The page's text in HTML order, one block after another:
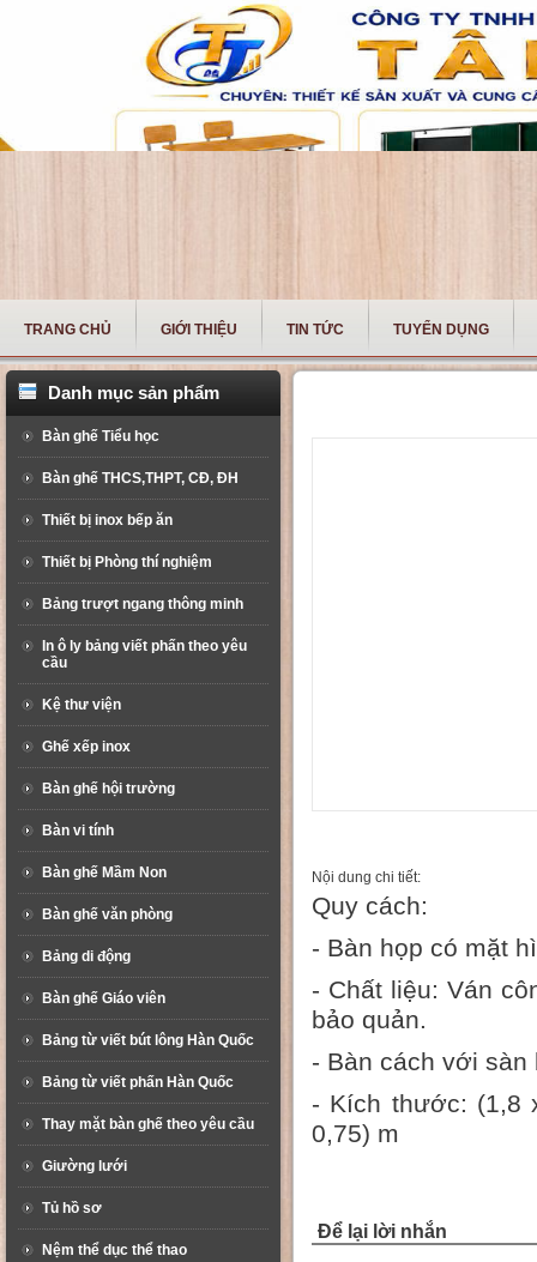
TRANG CHỦ GIỚI THIỆU TIN TỨC TUYỂN DỤNG
Danh mục sản phẩm
Bàn ghế Tiểu học
Bàn ghế THCS,THPT, CĐ, ĐH
Thiết bị inox bếp ăn
Thiết bị Phòng thí nghiệm
Bảng trượt ngang thông minh
In ô ly bảng viết phấn theo yêu
cầu
Kệ thư viện
Ghế xếp inox
Bàn ghế hội trường
Bàn vi tính
Bàn ghế Mầm Non
Bàn ghế văn phòng
Bảng di động
Bàn ghế Giáo viên
Bảng từ viết bút lông Hàn Quốc
Bảng từ viết phấn Hàn Quốc
Thay mặt bàn ghế theo yêu cầu
Giường lưới
Tủ hồ sơ
Nệm thể dục thể thao
Nội dung chi tiết:
Quy cách:
- Bàn họp có mặt
- Chất liệu: Ván
bảo quản.
- Bàn cách với sàn
- Kích thước: (1,8
0,75) m
Để lại lời nhắn